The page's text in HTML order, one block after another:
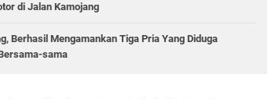
di Jalan Kamojang
Berhasil Mengamankan Tiga Pria Yang Diduga
sama